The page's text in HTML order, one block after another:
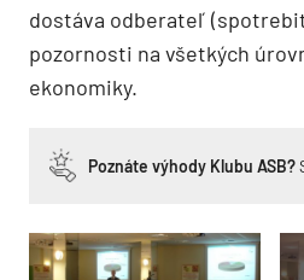
dostáva odberateľ
pozornosti na všetkých
ekonomiky.
Poznáte výhody Klubu ASB?